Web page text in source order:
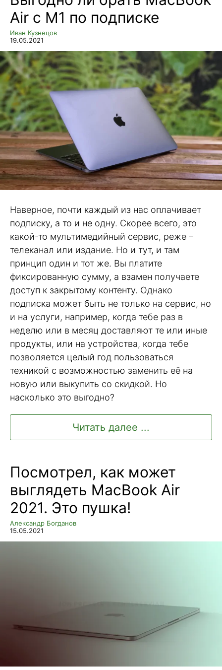
Air с M1 по подписке
Иван Кузнецов
19.05.2021
Наверное, почти каждый из нас оплачивает
подписку, а то и не одну. Скорее всего, это
какой-то мультимедийный сервис, реже –
телеканал или издание. Но и тут, и там
принцип один и тот же. Вы платите
фиксированную сумму, а взамен получаете
доступ к закрытому контенту. Однако
подписка может быть не только на сервис, но
и на услуги, например, когда тебе раз в
неделю или в месяц доставляют те или иные
продукты, или на устройства, когда тебе
позволяется целый год пользоваться
техникой с возможностью заменить её на
новую или выкупить со скидкой. Но
насколько это выгодно?
Читать далее ...
Посмотрел, как может
выглядеть MacBook Air
2021. Это пушка!
Александр Богданов
15.05.2021